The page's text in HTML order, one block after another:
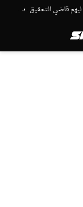
أيت منا: “كاع لي كانو كيساعدو الوداد عيط ليهم قاضي التحقيق.. دابا حتى شي واحد ما بقا باغي يعاون”